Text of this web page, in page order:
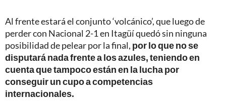
Al frente estará el conjunto ‘volcánico’, que luego de
perder con Nacional 2-1 en Itagüí quedó sin ninguna
posibilidad de pelear por la final, por lo que no se
disputará nada frente a los azules, teniendo en
cuenta que tampoco están en la lucha por
conseguir un cupo a competencias
internacionales.